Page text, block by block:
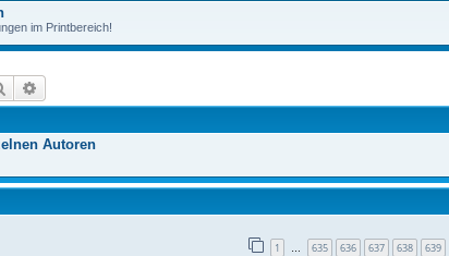
im Printbereich!
Suche
Autoren
1 … 635 636 637 638 639